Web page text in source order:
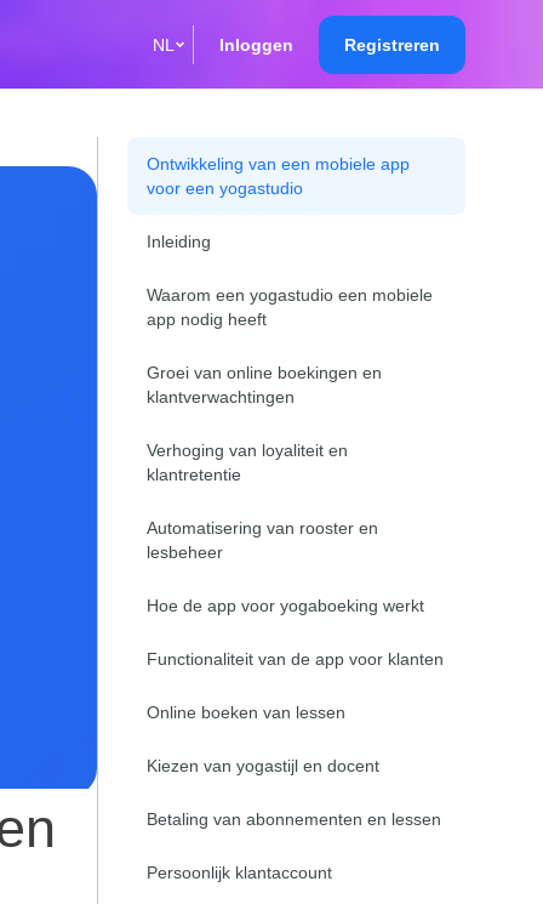
NL
О'zbek
Italiano
Українська
한국어
Inloggen Registreren
Ontwikkeling van een mobiele app
voor een yogastudio
Inleiding
Waarom een yogastudio een mobiele
app nodig heeft
Groei van online boekingen en
klantverwachtingen
Verhoging van loyaliteit en
klantretentie
Automatisering van rooster en
lesbeheer
Hoe de app voor yogaboeking werkt
Functionaliteit van de app voor klanten
Online boeken van lessen
Kiezen van yogastijl en docent
Betaling van abonnementen en lessen
Persoonlijk klantaccount